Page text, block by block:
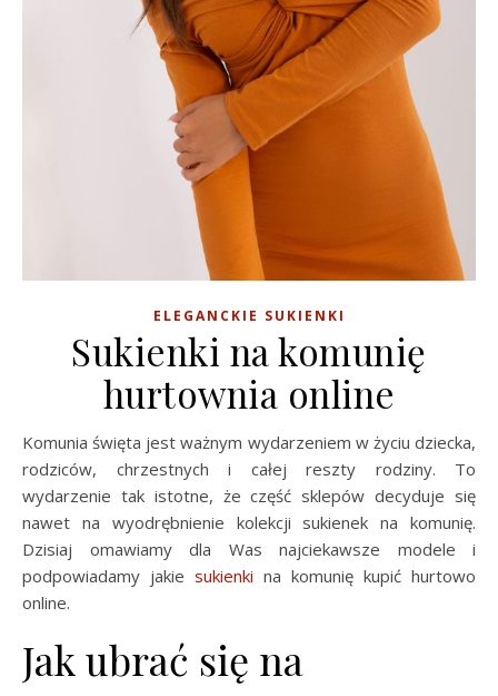
ELEGANCKIE SUKIENKI
Sukienki na komunię
hurtownia online
Komunia święta jest ważnym wydarzeniem w życiu dziecka,
rodziców, chrzestnych i całej reszty rodziny. To
wydarzenie tak istotne, że część sklepów decyduje się
nawet na wyodrębnienie kolekcji sukienek na komunię.
Dzisiaj omawiamy dla Was najciekawsze modele i
podpowiadamy jakie sukienki na komunię kupić hurtowo
online.
Jak ubrać się na